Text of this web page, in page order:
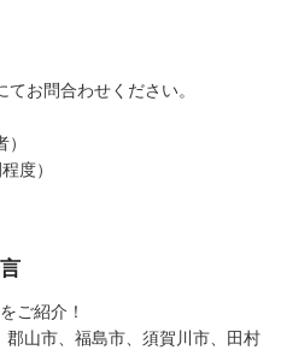
てお問合わせください。
度）
ご紹介！
郡山市、福島市、須賀川市、田村